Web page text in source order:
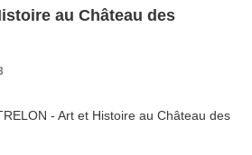
au Château des